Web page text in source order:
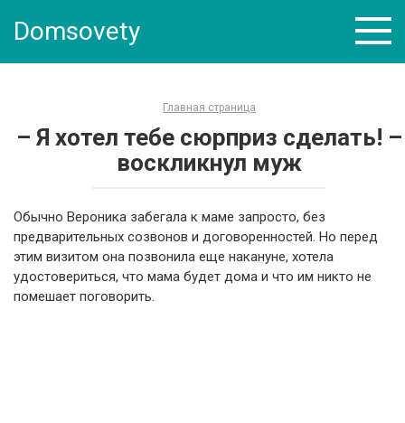
Domsovety
Главная страница
– Я хотел тебе сюрприз сделать! –
воскликнул муж
Обычно Вероника забегала к маме запросто, без
предварительных созвонов и договоренностей. Но перед
этим визитом она позвонила еще накануне, хотела
удостовериться, что мама будет дома и что им никто не
помешает поговорить.